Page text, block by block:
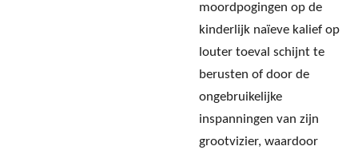
moordpogingen op de
kinderlijk naïeve kalief op
louter toeval schijnt te
berusten of door de
ongebruikelijke
inspanningen van zijn
grootvizier, waardoor